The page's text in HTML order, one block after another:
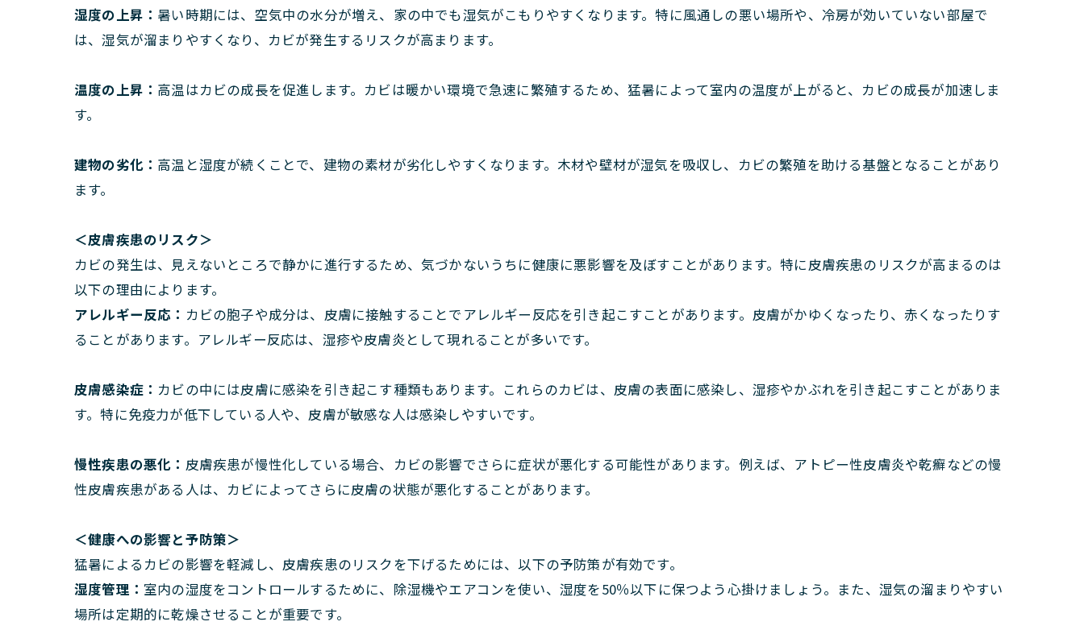
湿度の上昇： 暑い時期には、空気中の水分が増え、家の中でも湿気がこもりやすくなります。特に風通しの悪い場所や、冷房が効いていない部屋で
は、湿気が溜まりやすくなり、カビが発生するリスクが高まります。
温度の上昇： 高温はカビの成長を促進します。カビは暖かい環境で急速に繁殖するため、猛暑によって室内の温度が上がると、カビの成長が加速しま
す。
建物の劣化： 高温と湿度が続くことで、建物の素材が劣化しやすくなります。木材や壁材が湿気を吸収し、カビの繁殖を助ける基盤となることがあり
ます。
＜皮膚疾患のリスク＞
カビの発生は、見えないところで静かに進行するため、気づかないうちに健康に悪影響を及ぼすことがあります。特に皮膚疾患のリスクが高まるのは
以下の理由によります。
アレルギー反応： カビの胞子や成分は、皮膚に接触することでアレルギー反応を引き起こすことがあります。皮膚がかゆくなったり、赤くなったりす
ることがあります。アレルギー反応は、湿疹や皮膚炎として現れることが多いです。
皮膚感染症： カビの中には皮膚に感染を引き起こす種類もあります。これらのカビは、皮膚の表面に感染し、湿疹やかぶれを引き起こすことがありま
す。特に免疫力が低下している人や、皮膚が敏感な人は感染しやすいです。
慢性疾患の悪化： 皮膚疾患が慢性化している場合、カビの影響でさらに症状が悪化する可能性があります。例えば、アトピー性皮膚炎や乾癬などの慢
性皮膚疾患がある人は、カビによってさらに皮膚の状態が悪化することがあります。
＜健康への影響と予防策＞
猛暑によるカビの影響を軽減し、皮膚疾患のリスクを下げるためには、以下の予防策が有効です。
湿度管理： 室内の湿度をコントロールするために、除湿機やエアコンを使い、湿度を50％以下に保つよう心掛けましょう。また、湿気の溜まりやすい
場所は定期的に乾燥させることが重要です。